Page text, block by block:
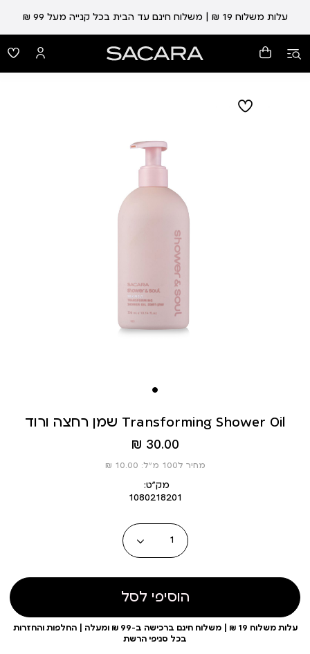
עלות משלוח 19 ₪ | משלוח חינם עד הבית בכל קנייה מעל 99 ₪
שמן רחצה ורוד Transforming Shower Oil
מחיר
מוצר
30.00 ₪
מחיר ל100 מ”ל: 10.00 ₪
מק״ט:
1080218201
כמות
הוסיפי לסל
עלות משלוח 19 ₪ | משלוח חינם ברכישה ב-99 ₪ ומעלה | החלפות והחזרות
בכל סניפי הרשת